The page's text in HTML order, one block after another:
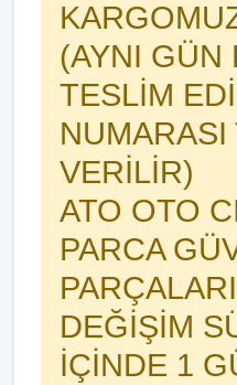
(AYNI GÜN
TESLİM
NUMARASI
VERİLİR)
ATO OTO
PARCA
DEĞİŞİM
İÇİNDE 1